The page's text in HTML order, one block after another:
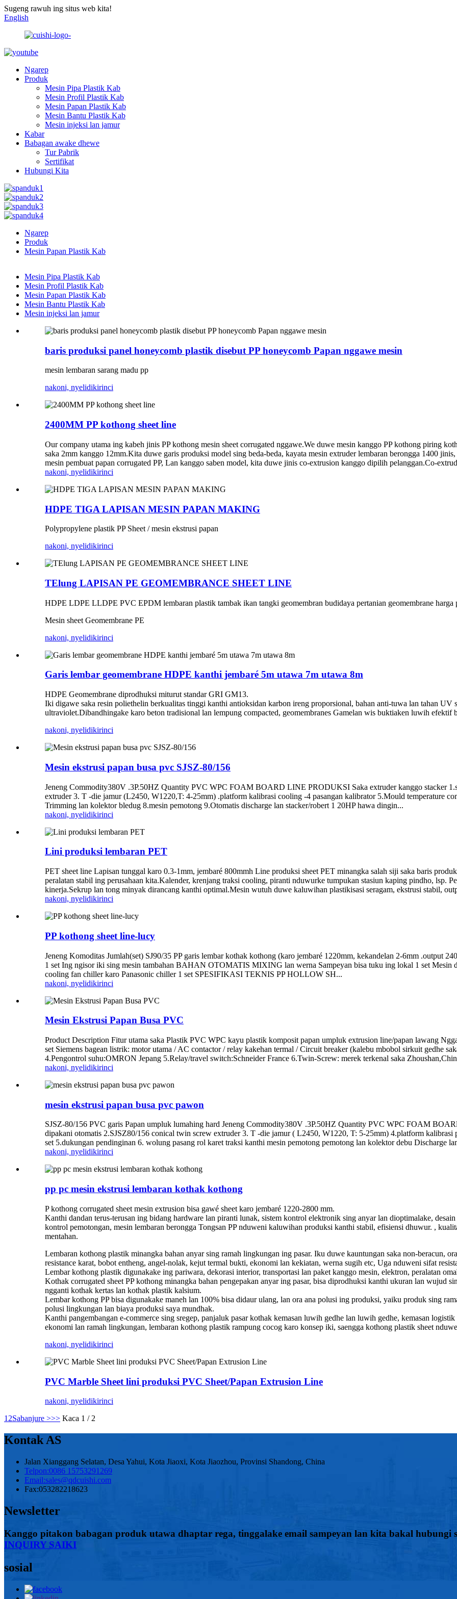
Sugeng rawuh ing situs web kita!
English
Ngarep
Produk
Mesin Pipa Plastik Kab
Mesin Profil Plastik Kab
Mesin Papan Plastik Kab
Mesin Bantu Plastik Kab
Mesin injeksi lan jamur
Kabar
Babagan awake dhewe
Tur Pabrik
Sertifikat
Hubungi Kita
Ngarep
Produk
Mesin Papan Plastik Kab
Mesin Pipa Plastik Kab
Mesin Profil Plastik Kab
Mesin Papan Plastik Kab
Mesin Bantu Plastik Kab
Mesin injeksi lan jamur
baris produksi panel honeycomb plastik disebut PP honeycomb Papan nggawe mesin
mesin lembaran sarang madu pp
nakoni, nyelidikirinci
2400MM PP kothong sheet line
Our company utama ing kabeh jinis PP kothong mesin sheet corrugated nggawe.We duwe mesin kanggo PP kothong piring
saka 2mm kanggo 12mm.Kita duwe garis produksi model sing beda-beda, kayata mesin extruder lembaran berongga 1400
mesin pembuat papan corrugated PP, Lan kanggo saben model, kita duwe jinis co-extrusion kanggo dipilih pelanggan.Co-
nakoni, nyelidikirinci
HDPE TIGA LAPISAN MESIN PAPAN MAKING
Polypropylene plastik PP Sheet / mesin ekstrusi papan
nakoni, nyelidikirinci
TElung LAPISAN PE GEOMEMBRANCE SHEET LINE
HDPE LDPE LLDPE PVC EPDM lembaran plastik tambak ikan tangki geomembran budidaya pertanian geomembrane harga
Mesin sheet Geomembrane PE
nakoni, nyelidikirinci
Garis lembar geomembrane HDPE kanthi jembaré 5m utawa 7m utawa 8m
HDPE Geomembrane diprodhuksi miturut standar GRI GM13.
Iki digawe saka resin poliethelin berkualitas tinggi kanthi antioksidan karbon ireng proporsional, bahan anti-tuwa lan tahan UV
ultraviolet.Dibandhingake karo beton tradisional lan lempung compacted, geomembranes Gamelan wis buktiaken luwih efektif
nakoni, nyelidikirinci
Mesin ekstrusi papan busa pvc SJSZ-80/156
Jeneng Commodity380V .3P.50HZ Quantity PVC WPC FOAM BOARD LINE PRODUKSI Saka extruder kanggo stacker
extruder 3. T -die jamur (L2450, W1220,T: 4-25mm) .platform kalibrasi cooling -4 pasangan kalibrator 5.Mould temperature
Trimming lan kolektor bledug 8.mesin pemotong 9.Otomatis discharge lan stacker/robert 1 20HP hawa dingin...
nakoni, nyelidikirinci
Lini produksi lembaran PET
PET sheet line Lapisan tunggal karo 0.3-1mm, jembaré 800mmh Line produksi sheet PET minangka salah siji saka baris
peralatan stabil ing perusahaan kita.Kalender, krenjang traksi cooling, piranti nduwurke tumpukan stasiun kaping pindho, lsp.
kinerja.Sekrup lan tong minyak dirancang kanthi optimal.Mesin wutuh duwe kaluwihan plastikisasi seragam, ekstrusi stabil,
nakoni, nyelidikirinci
PP kothong sheet line-lucy
Jeneng Komoditas Jumlah(set) SJ90/35 PP garis lembar kothak kothong (karo jembaré 1220mm, kekandelan 2-6mm .output
1 set Ing ngisor iki sing mesin tambahan BAHAN OTOMATIS MIXING lan werna Sampeyan bisa tuku ing lokal 1 set Mesin
cooling fan chiller karo Panasonic chiller 1 set SPESIFIKASI TEKNIS PP HOLLOW SH...
nakoni, nyelidikirinci
Mesin Ekstrusi Papan Busa PVC
Product Description Fitur utama saka Plastik PVC WPC kayu plastik komposit papan umpluk extrusion line/papan lawang
set Siemens bagean listrik: motor utama / AC contactor / relay kakehan termal / Circuit breaker (kalebu mbobol sirkuit gedhe
4.Pengontrol suhu:OMRON Jepang 5.Relay/travel switch:Schneider France 6.Twin-Screw: merek terkenal saka
nakoni, nyelidikirinci
mesin ekstrusi papan busa pvc pawon
SJSZ-80/156 PVC garis Papan umpluk lumahing hard Jeneng Commodity380V .3P.50HZ Quantity PVC WPC FOAM
dipakani otomatis 2.SJSZ80/156 conical twin screw extruder 3. T -die jamur ( L2450, W1220, T: 5-25mm) 4.platform kalibrasi
set 5.dukungan pendinginan 6. wolung pasang rol karet traksi kanthi mesin pemotong pemotong lan kolektor debu Discharge
nakoni, nyelidikirinci
pp pc mesin ekstrusi lembaran kothak kothong
P kothong corrugated sheet mesin extrusion bisa gawé sheet karo jembaré 1220-2800 mm.
Kanthi dandan terus-terusan ing bidang hardware lan piranti lunak, sistem kontrol elektronik sing anyar lan dioptimalake,
kontrol pemotongan, mesin lembaran berongga Tongsan PP nduweni kaluwihan produksi kanthi stabil, efisiensi dhuwur. ,
mentahan.
Lembaran kothong plastik minangka bahan anyar sing ramah lingkungan ing pasar. Iku duwe kauntungan saka non-beracun,
resistance karat, bobot entheng, angel-nolak, kejut termal bukti, ekonomi lan kekiatan, werna sugih etc, Uga nduweni sifat
Lembar kothong plastik digunakake ing pariwara, dekorasi interior, transportasi lan paket kanggo mesin, elektron, peralatan
Kothak corrugated sheet PP kothong minangka bahan pengepakan anyar ing pasar, bisa diprodhuksi kanthi ukuran lan wujud
ngganti kothak kertas lan kothak plastik kalsium.
Lembar kothong PP bisa digunakake maneh lan 100% bisa didaur ulang, lan ora ana polusi ing produksi, yaiku produk sing
polusi lingkungan lan biaya produksi saya mundhak.
Kanthi pangembangan e-commerce sing sregep, panjaluk pasar kothak kemasan luwih gedhe lan luwih gedhe, kemasan
ekonomi lan ramah lingkungan, lembaran kothong plastik rampung cocog karo konsep iki, saengga kothong plastik sheet
nakoni, nyelidikirinci
PVC Marble Sheet lini produksi PVC Sheet/Papan Extrusion Line
nakoni, nyelidikirinci
1 2Sabanjure >>> Kaca 1 / 2
Kontak AS
Jalan Xianggang Selatan, Desa Yahui, Kota Jiaoxi, Kota Jiaozhou, Provinsi Shandong, China
Telpon:0086 15753291269
Email:sales@qdcuishi.com
Fax:053282218623
Newsletter
Kanggo pitakon babagan produk utawa dhaptar rega, tinggalake email sampeyan lan kita bakal hubungi
INQUIRY SAIKI
sosial